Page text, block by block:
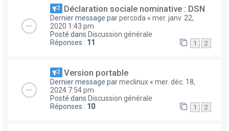
Déclaration sociale nominative : DSN
Dernier message parpercoda « mer. janv. 22,
2020 1:43 pm
Posté dans Discussion générale
Réponses : 11 1 2
Version portable
Dernier message parmeclinux « mer. déc. 18,
2024 7:54 pm
Posté dans Discussion générale
Réponses : 10 1 2